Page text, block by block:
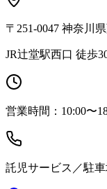
〒251-0047 神奈川
JR辻堂駅西口 徒歩
営業時間：10:00〜
託児サービス／駐車